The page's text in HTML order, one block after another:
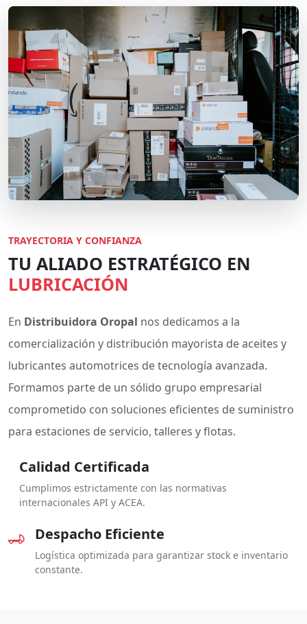
TRAYECTORIA Y CONFIANZA
TU ALIADO ESTRATÉGICO EN
LUBRICACIÓN
En Distribuidora Oropal nos dedicamos a la
comercialización y distribución mayorista de aceites y
lubricantes automotrices de tecnología avanzada.
Formamos parte de un sólido grupo empresarial
comprometido con soluciones eficientes de suministro
para estaciones de servicio, talleres y flotas.
Calidad Certificada
Cumplimos estrictamente con las normativas
internacionales API y ACEA.
Despacho Eficiente
Logística optimizada para garantizar stock e inventario
constante.